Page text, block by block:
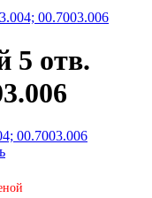
00.7003.006
5 отв.